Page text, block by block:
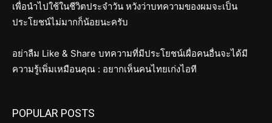
เพื่อนำไปใช้ในชีวิตประจำวัน หวังว่าบทความของผมจะเป็น
ประโยชน์ไม่มากก็น้อยนะครับ
อย่าลืม Like & Share บทความที่มีประโยชน์เผื่อคนอื่นจะได้มี
ความรู้เพิ่มเหมือนคุณ : อยากเห็นคนไทยเก่งไอที
POPULAR POSTS